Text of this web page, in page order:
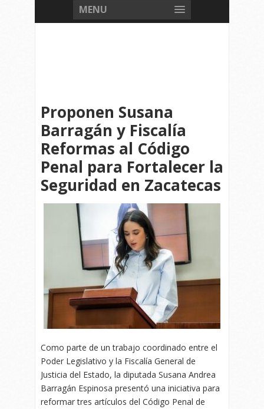
MENU
Proponen Susana
Barragán y Fiscalía
Reformas al Código
Penal para Fortalecer la
Seguridad en Zacatecas
Como parte de un trabajo coordinado entre el
Poder Legislativo y la Fiscalía General de
Justicia del Estado, la diputada Susana Andrea
Barragán Espinosa presentó una iniciativa para
reformar tres artículos del Código Penal de